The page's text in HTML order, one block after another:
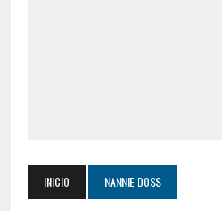
INICIO NANNIE DOSS